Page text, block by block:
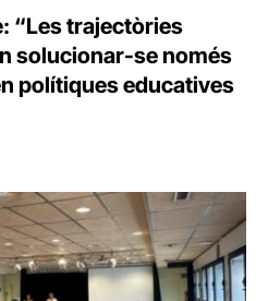
“Les trajectòries
solucionar-se només
polítiques educatives